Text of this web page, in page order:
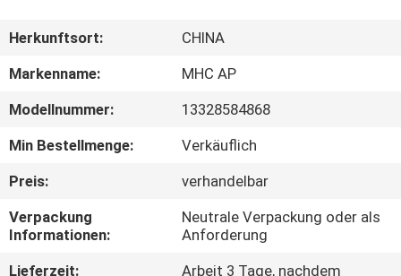
FABRIK-
QUALITÄTSKONTROLLE
KONTAKTIERE
UNS
Herkunftsort:
CHINA
Markenname:
MHC AP
Modellnummer:
13328584868
Min Bestellmenge:
Verkäuflich
Preis:
verhandelbar
Verpackung
Informationen:
Neutrale Verpackung oder als
Anforderung
Lieferzeit:
Arbeit 3 Tage, nachdem